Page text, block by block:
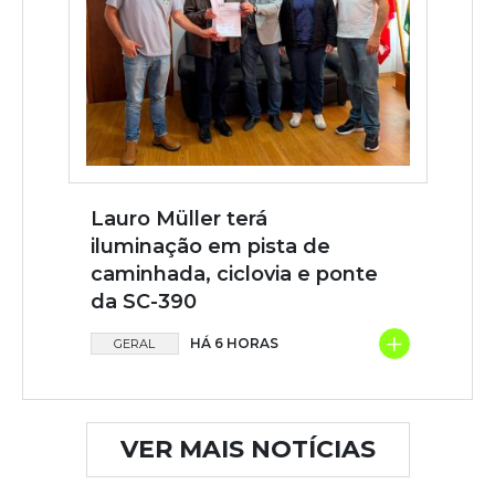
Lauro Müller terá
iluminação em pista de
caminhada, ciclovia e ponte
da SC-390
GERAL HÁ 6 HORAS +
VER MAIS NOTÍCIAS